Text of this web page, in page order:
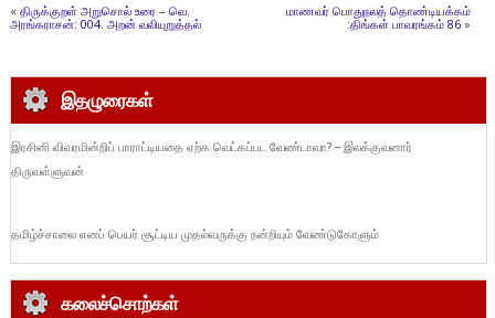
« திருக்குறள் அறுசொல் உரை – வெ.
அரங்கராசன்: 004. அறன் வலியுறுத்தல்
மாணவர் பொதுநலத் தொண்டியக்கம்
:திங்கள் பாவரங்கம் 86 »
இதழுரைகள்
இரசினி விவரமின்றிப் பாராட்டியதை ஏற்க வெட்கப்பட வேண்டாவா? – இலக்குவனார்
திருவள்ளுவன்
தமிழ்ச்சாலை எனப் பெயர் சூட்டிய முதல்வருக்கு நன்றியும் வேண்டுகோளும்
கலைச்சொற்கள்